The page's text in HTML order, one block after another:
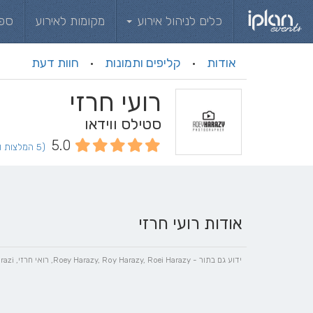
כלים לניהול אירוע מקומות לאירוע
אודות · קליפים ותמונות · חוות דעת
רועי חרזי
סטילס ווידאו
5.0 (5 המלצות וחוות דעת)
אודות רועי חרזי
ידוע גם בתור - Roey Harazy, Roy Harazy, Roei Harazy, רואי חרזי, Roi Harazy, Roey Harazi